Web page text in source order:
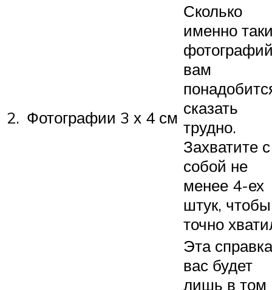
2. Фотографии 3 х 4 см
Сколько
именно
вам
сказать
трудно.
Захватите с
собой не
менее 4-ех
штук, чтобы
точно
Эта
вас будет
лишь в том